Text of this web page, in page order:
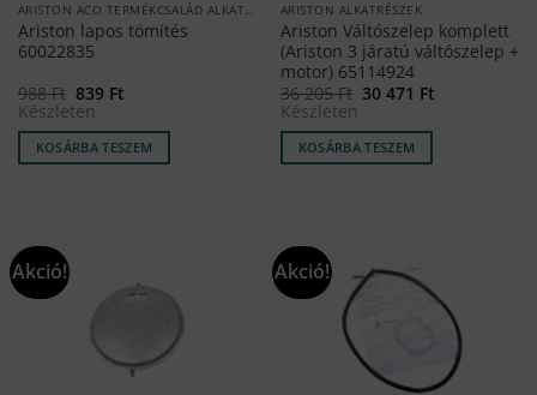
ARISTON ACO TERMÉKCSALÁD ALKATRÉSZEK
Ariston lapos tömítés
60022835
988Ft Original
price
was:
988 Ft.
839 FtCurrent
839 Ft.
Készleten
KOSÁRBA TESZEM
ARISTON ALKATRÉSZEK
Ariston Váltószelep komplett
(Ariston 3 járatú váltószelep +
motor) 65114924
36 205Ft Original
36
205 Ft.
30 471 FtCurrent
Készleten
KOSÁRBA TESZEM
Akció! Akció!